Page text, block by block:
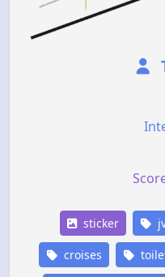
sticker
croises